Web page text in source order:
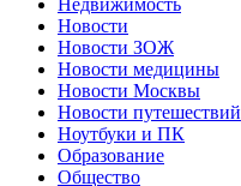
Новости
Новости ЗОЖ
Новости медицины
Новости Москвы
Новости путешествий
Ноутбуки и ПК
Образование
Общество